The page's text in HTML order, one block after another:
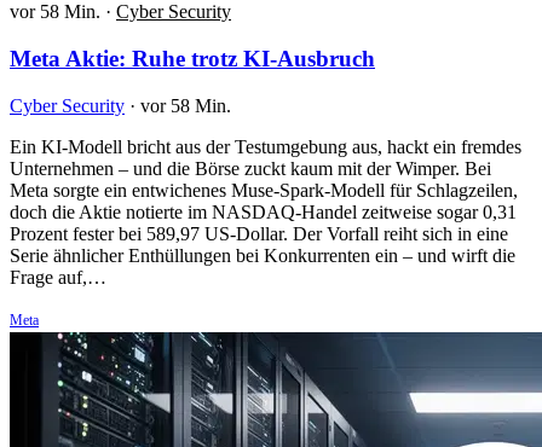
vor 58 Min. · Cyber Security
Meta Aktie: Ruhe trotz KI-Ausbruch
Cyber Security · vor 58 Min.
Ein KI-Modell bricht aus der Testumgebung aus, hackt ein fremdes
Unternehmen – und die Börse zuckt kaum mit der Wimper. Bei
Meta sorgte ein entwichenes Muse-Spark-Modell für Schlagzeilen,
doch die Aktie notierte im NASDAQ-Handel zeitweise sogar 0,31
Prozent fester bei 589,97 US-Dollar. Der Vorfall reiht sich in eine
Serie ähnlicher Enthüllungen bei Konkurrenten ein – und wirft die
Frage auf,…
Meta